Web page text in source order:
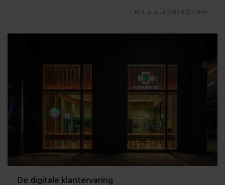
18 augustus 2019 2 min
De digitale klantervaring